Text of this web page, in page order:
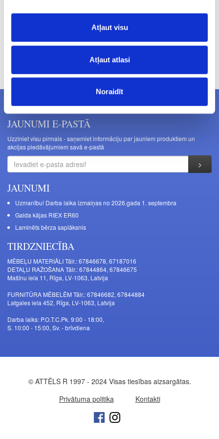
Atļaut visu
Atļaut atlasi
Noraidīt
Cenas norādītas bez PVN. Cenas var tikt mainītas bez iepriekšēja
JAUNUMI E-PASTĀ
Uzziniet visu pirmais - saņemiet informāciju par jauniem produktiem un
akcijas piedāvājumiem savā e-pastā
JAUNUMI
Uzmanību! Darba laika izmaiņas no 2026.gada 1. septembra
Galda kājas RIEX ER60
Laminēts bērza saplāksnis
TIRDZNIECĪBA
MĒBEĻU MATERIĀLI Tālr.: 67846678, 67187016
DETAĻU RAŽOŠANA Tālr.: 67844864, 67846675
Mašīnu iela 11, Rīga, LV-1063, Latvija
FURNITŪRA MĒBELĒM Tālr.: 67846682, 67844884
Latgales iela 452, Rīga, LV-1063, Latvija
Darba laiks: P.O.T.C.Pk. 9:00 - 18:00,
S. 10:00 - 15:00, Sv. - brīvdiena
© ATTĒLS R 1997 - 2024 Visas tiesības aizsargātas.
Privātuma politika
Kontakti